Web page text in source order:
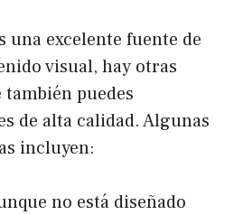
una excelente fuente de
visual, hay otras
puedes
de alta calidad. Algunas
incluyen:
no está diseñado